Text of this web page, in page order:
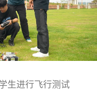
生进行飞行测试